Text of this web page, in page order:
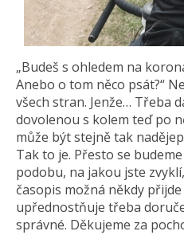
„Budeš s ohledem na
Anebo o tom něco psát?“
všech stran. Jenže… Třeba
dovolenou s kolem teď po
může být stejně tak
Tak to je. Přesto se
podobu, na jakou jste
časopis možná někdy
upřednostňuje třeba
správné. Děkujeme za